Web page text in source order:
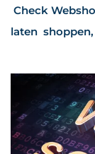
Check
laten